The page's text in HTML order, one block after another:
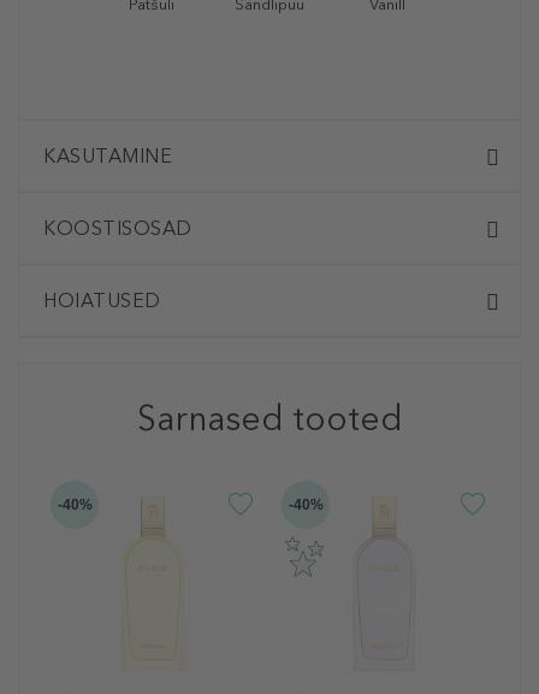
Patšuli Sandlipuu Vanill
KASUTAMINE
KOOSTISOSAD
HOIATUSED
Sarnased tooted
-40% -40%